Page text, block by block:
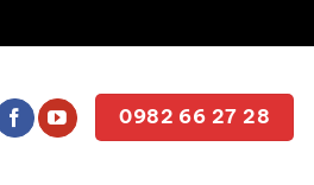
0982 66 27 28